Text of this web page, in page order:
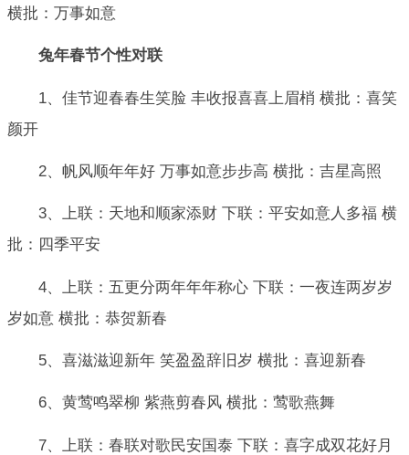
横批：万事如意
兔年春节个性对联
1、佳节迎春春生笑脸 丰收报喜喜上眉梢 横批：喜笑
颜开
2、帆风顺年年好 万事如意步步高 横批：吉星高照
3、上联：天地和顺家添财 下联：平安如意人多福 横
批：四季平安
4、上联：五更分两年年年称心 下联：一夜连两岁岁
岁如意 横批：恭贺新春
5、喜滋滋迎新年 笑盈盈辞旧岁 横批：喜迎新春
6、黄莺鸣翠柳 紫燕剪春风 横批：莺歌燕舞
7、上联：春联对歌民安国泰 下联：喜字成双花好月